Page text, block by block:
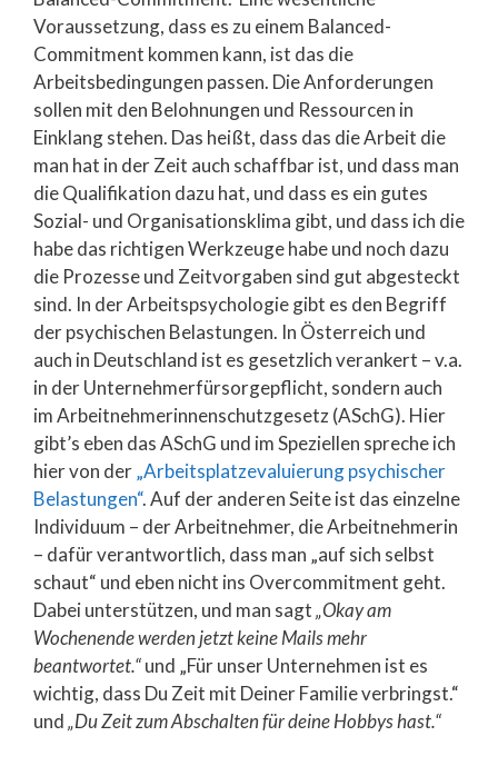
Voraussetzung, dass es zu einem Balanced-
Commitment kommen kann, ist das die
Arbeitsbedingungen passen. Die Anforderungen
sollen mit den Belohnungen und Ressourcen in
Einklang stehen. Das heißt, dass das die Arbeit die
man hat in der Zeit auch schaffbar ist, und dass man
die Qualifikation dazu hat, und dass es ein gutes
Sozial- und Organisationsklima gibt, und dass ich die
habe das richtigen Werkzeuge habe und noch dazu
die Prozesse und Zeitvorgaben sind gut abgesteckt
sind. In der Arbeitspsychologie gibt es den Begriff
der psychischen Belastungen. In Österreich und
auch in Deutschland ist es gesetzlich verankert – v.a.
in der Unternehmerfürsorgepflicht, sondern auch
im Arbeitnehmerinnenschutzgesetz (ASchG). Hier
gibt’s eben das ASchG und im Speziellen spreche ich
hier von der„Arbeitsplatzevaluierung psychischer
Belastungen“. Auf der anderen Seite ist das einzelne
Individuum – der Arbeitnehmer, die Arbeitnehmerin
– dafür verantwortlich, dass man „auf sich selbst
schaut“ und eben nicht ins Overcommitment geht.
Dabei unterstützen, und man sagt„Okay am
Wochenende werden jetzt keine Mails mehr
beantwortet.“und „Für unser Unternehmen ist es
wichtig, dass Du Zeit mit Deiner Familie verbringst.“
und„Du Zeit zum Abschalten für deine Hobbys hast.“